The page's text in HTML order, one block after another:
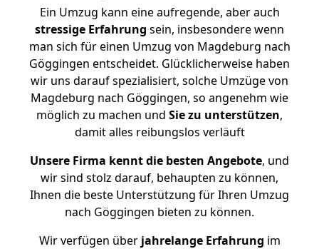
Ein Umzug kann eine aufregende, aber auch
stressige Erfahrung sein, insbesondere wenn
man sich für einen Umzug von Magdeburg nach
Göggingen entscheidet. Glücklicherweise haben
wir uns darauf spezialisiert, solche Umzüge von
Magdeburg nach Göggingen, so angenehm wie
möglich zu machen und Sie zu unterstützen,
damit alles reibungslos verläuft
Unsere Firma kennt die besten Angebote, und
wir sind stolz darauf, behaupten zu können,
Ihnen die beste Unterstützung für Ihren Umzug
nach Göggingen bieten zu können.
Wir verfügen überjahrelange Erfahrung im